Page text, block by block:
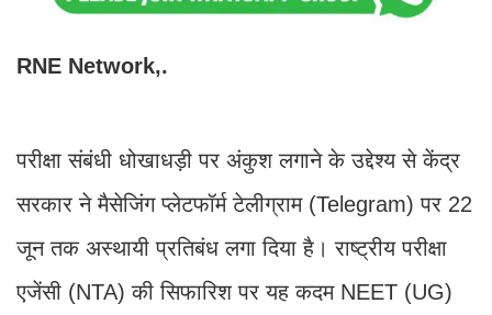
RNE Network,.
परीक्षा संबंधी धोखाधड़ी पर अंकुश लगाने के उद्देश्य से केंद्र
सरकार ने मैसेजिंग प्लेटफॉर्म टेलीग्राम (Telegram) पर 22
जून तक अस्थायी प्रतिबंध लगा दिया है। राष्ट्रीय परीक्षा
एजेंसी (NTA) की सिफारिश पर यह कदम NEET (UG)